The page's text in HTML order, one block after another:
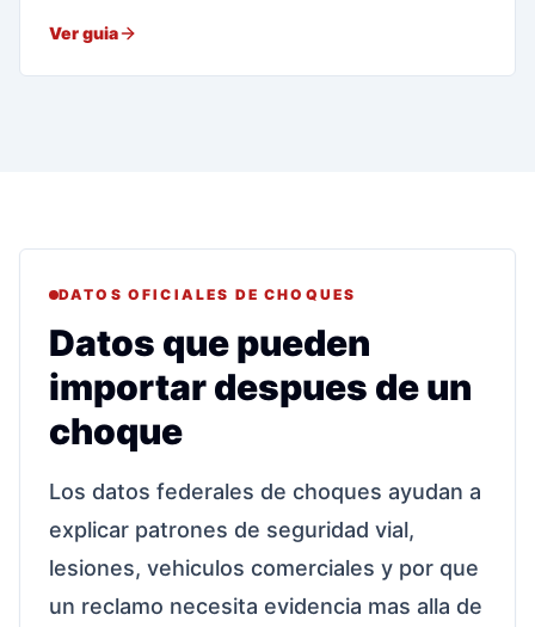
Ver guia
DATOS OFICIALES DE CHOQUES
Datos que pueden
importar despues de un
choque
Los datos federales de choques ayudan a
explicar patrones de seguridad vial,
lesiones, vehiculos comerciales y por que
un reclamo necesita evidencia mas alla de